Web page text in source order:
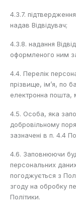
4.3.7.
надав Відвідувач;
4.3.8. надання
оформленого ним
4.4. Перелік
прізвище, ім’я, по
електронна пошта,
4.5. Особа, яка
добровільному
зазначені в п. 4.4
4.6. Заповнюючи
персональних
погоджується з
згоду на обробку
Політики.